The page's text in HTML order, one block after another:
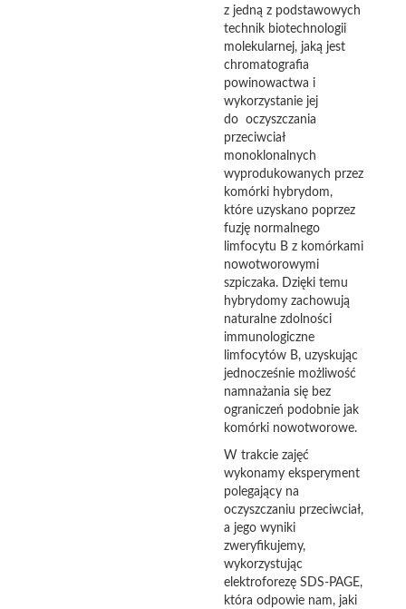
z jedną z podstawowych
technik biotechnologii
molekularnej, jaką jest
chromatografia
powinowactwa i
wykorzystanie jej
do oczyszczania
przeciwciał
monoklonalnych
wyprodukowanych przez
komórki hybrydom,
które uzyskano poprzez
fuzję normalnego
limfocytu B z komórkami
nowotworowymi
szpiczaka. Dzięki temu
hybrydomy zachowują
naturalne zdolności
immunologiczne
limfocytów B, uzyskując
jednocześnie możliwość
namnażania się bez
ograniczeń podobnie jak
komórki nowotworowe.
W trakcie zajęć
wykonamy eksperyment
polegający na
oczyszczaniu przeciwciał,
a jego wyniki
zweryfikujemy,
wykorzystując
elektroforezę SDS-PAGE,
która odpowie nam, jaki